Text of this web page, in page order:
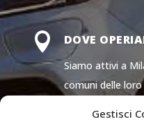
Gestisci
 DOVE
Siamo attivi a
comuni delle